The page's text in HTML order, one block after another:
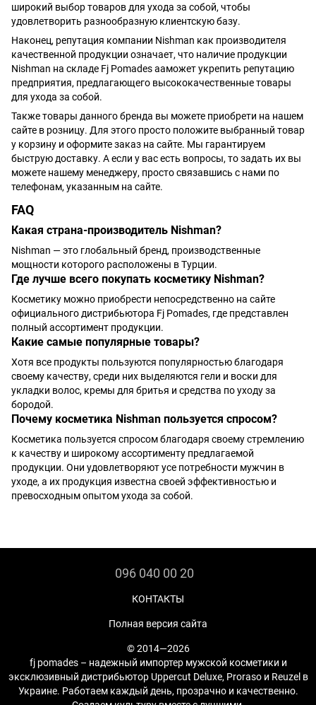
широкий выбор товаров для ухода за собой, чтобы
удовлетворить разнообразную клиентскую базу.
Наконец, репутация компании Nishman как производителя
качественной продукции означает, что наличие продукции
Nishman на складе Fj Pomades ааможет укрепить репутацию
предприятия, предлагающего высококачественные товары
для ухода за собой.
Также товары данного бренда вы можете приобрети на нашем
сайте в розницу. Для этого просто положите выбранный товар
у корзину и оформите заказ на сайте. Мы гарантируем
быструю доставку. А если у вас есть вопросы, то задать их вы
можете нашему менеджеру, просто связавшись с нами по
телефонам, указанным на сайте.
FAQ
Какая страна-производитель Nishman?
Nishman — это глобальный бренд, производственные
мощности которого расположены в Турции.
Где лучше всего покупать косметику Nishman?
Косметику можно приобрести непосредственно на сайте
официального дистрибьютора Fj Pomades, где представлен
полный ассортимент продукции.
Какие самые популярные товары?
Хотя все продукты пользуются популярностью благодаря
своему качеству, среди них выделяются гели и воски для
укладки волос, кремы для бритья и средства по уходу за
бородой.
Почему косметика Nishman пользуется спросом?
Косметика пользуется спросом благодаря своему стремлению
к качеству и широкому ассортименту предлагаемой
продукции. Они удовлетворяют усе потребности мужчин в
уходе, а их продукция известна своей эффективностью и
превосходным опытом ухода за собой.
096 040 00 20
КОНТАКТЫ
Полная версия сайта
© 2014—2026
fj pomades – надежный импортер мужской косметики и
эксклюзивный дистрибьютор Uppercut Deluxe, Proraso и Reuzel в
Украине. Работаем каждый день, прозрачно и качественно.